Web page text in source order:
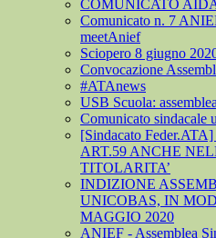
COMUNICATO
Comunicato n. 7
meetAnief
Sciopero 8 giugno
Convocazione
#ATAnews
USB Scuola:
Comunicato sindacale
[Sindacato
ART.59 ANCHE
TITOLARITA’
INDIZIONE
UNICOBAS, IN
MAGGIO 2020
ANIEF - Assemblea